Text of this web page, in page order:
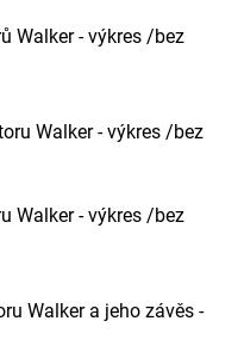
Walker - výkres /bez
Walker - výkres /bez